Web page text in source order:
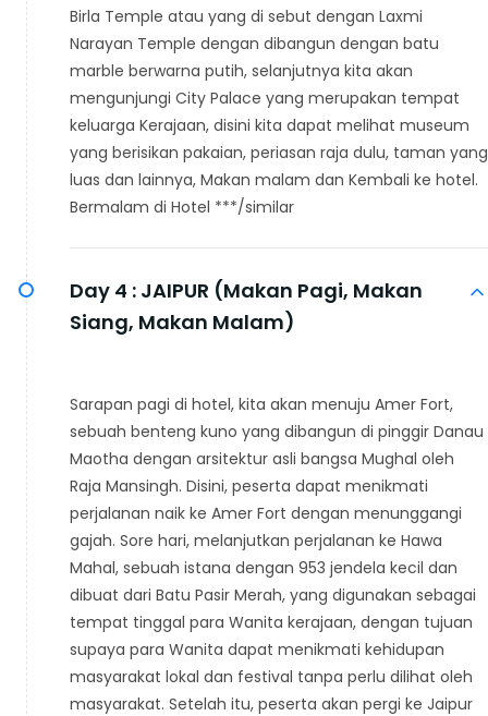
Birla Temple atau yang di sebut dengan Laxmi
Narayan Temple dengan dibangun dengan batu
marble berwarna putih, selanjutnya kita akan
mengunjungi City Palace yang merupakan tempat
keluarga Kerajaan, disini kita dapat melihat museum
yang berisikan pakaian, periasan raja dulu, taman yang
luas dan lainnya, Makan malam dan Kembali ke hotel.
Bermalam di Hotel ***/similar
Day 4 : JAIPUR (Makan Pagi, Makan
Siang, Makan Malam)
Sarapan pagi di hotel, kita akan menuju Amer Fort,
sebuah benteng kuno yang dibangun di pinggir Danau
Maotha dengan arsitektur asli bangsa Mughal oleh
Raja Mansingh. Disini, peserta dapat menikmati
perjalanan naik ke Amer Fort dengan menunggangi
gajah. Sore hari, melanjutkan perjalanan ke Hawa
Mahal, sebuah istana dengan 953 jendela kecil dan
dibuat dari Batu Pasir Merah, yang digunakan sebagai
tempat tinggal para Wanita kerajaan, dengan tujuan
supaya para Wanita dapat menikmati kehidupan
masyarakat lokal dan festival tanpa perlu dilihat oleh
masyarakat. Setelah itu, peserta akan pergi ke Jaipur